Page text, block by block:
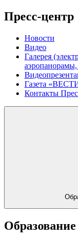
Пресс-центр
Новости
Видео
Галерея
Газета
Контакты
Образование